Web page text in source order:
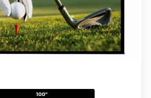
100"